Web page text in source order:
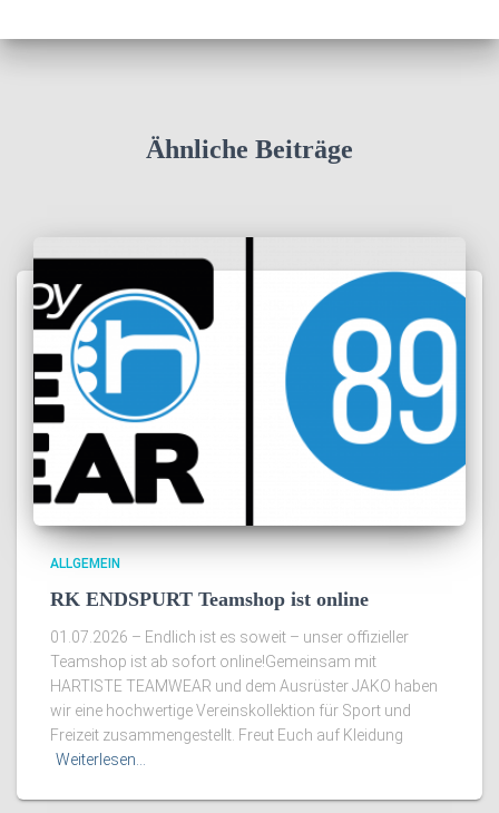
Ähnliche Beiträge
ALLGEMEIN
RK ENDSPURT Teamshop ist online
01.07.2026 – Endlich ist es soweit – unser offizieller
Teamshop ist ab sofort online!Gemeinsam mit
HARTISTE TEAMWEAR und dem Ausrüster JAKO haben
wir eine hochwertige Vereinskollektion für Sport und
Freizeit zusammengestellt. Freut Euch auf Kleidung
Weiterlesen…